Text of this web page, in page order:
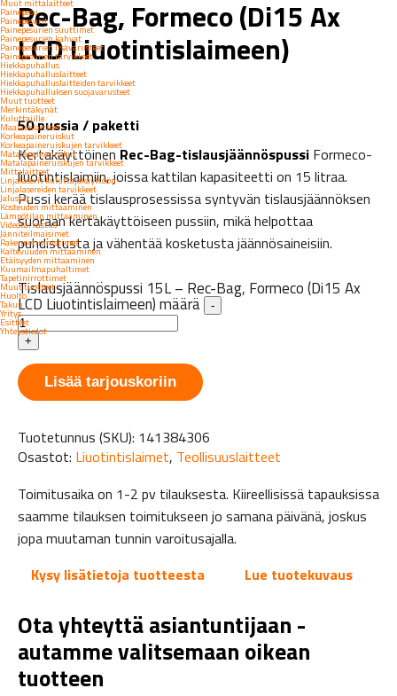
Painepesu
Painepesurit
Painepesurien suuttimet
Painepesurien kahvat
Painepesurien lisävarusteet
Painepesurien tarvikkeet
Hiekkapuhallus
Hiekkapuhalluslaitteet
Hiekkapuhalluslaitteiden tarvikkeet
Hiekkapuhalluksen suojavarusteet
Muut tuotteet
Merkintäkynät
Kuluttajille
Maalauslaitteet
Korkeapaineruiskut
Korkeapaineruiskujen tarvikkeet
Matalapaineruiskut
Matalapaineruiskujen tarvikkeet
Mittalaitteet
Linjalaserit kuluttajakäyttöön
Linjalasereiden tarvikkeet
Jalustat
Kosteuden mittaaminen
Lämpötilan mittaaminen
Videotarkastus
Jänniteilmaisimet
Rakennetunnistimet
Kaltevuuden mittaaminen
Etäisyyden mittaaminen
Kuumailmapuhaltimet
Tapetinirrottimet
Muut tuotteet
Huolto
Takuu
Yritys
Esitteet
Yhteystiedot
Rec-Bag, Formeco (Di15 Ax
LCD Liuotintislaimeen)
50 pussia / paketti
KertakäyttöinenRec-Bag-tislausjäännöspussi Formeco-
liuotintislaimiin, joissa kattilan kapasiteetti on 15 litraa.
Pussi kerää tislausprosessissa syntyvän tislausjäännöksen
suoraan kertakäyttöiseen pussiin, mikä helpottaa
puhdistusta ja vähentää kosketusta jäännösaineisiin.
Tislausjäännöspussi 15L – Rec-Bag, Formeco (Di15 Ax
LCD Liuotintislaimeen) määrä -
+
Lisää tarjouskoriin
Tuotetunnus (SKU): 141384306
Osastot: Liuotintislaimet, Teollisuuslaitteet
Toimitusaika on 1-2 pv tilauksesta. Kiireellisissä tapauksissa
saamme tilauksen toimitukseen jo samana päivänä, joskus
jopa muutaman tunnin varoitusajalla.
Kysy lisätietoja tuotteesta
Lue tuotekuvaus
Ota yhteyttä asiantuntijaan -
autamme valitsemaan oikean
tuotteen